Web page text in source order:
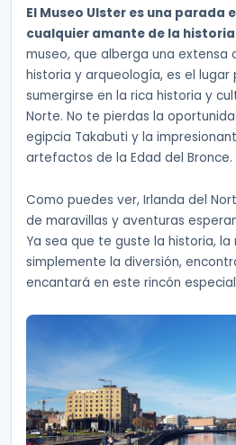
El Museo Ulster es una parada
cualquier amante de la
museo, que alberga una extensa
historia y arqueología, es el
sumergirse en la rica historia y
Norte. No te pierdas la
egipcia Takabuti y la
artefactos de la Edad del Bronce.
Como puedes ver, Irlanda del
de maravillas y aventuras
Ya sea que te guste la historia,
simplemente la diversión,
encantará en este rincón